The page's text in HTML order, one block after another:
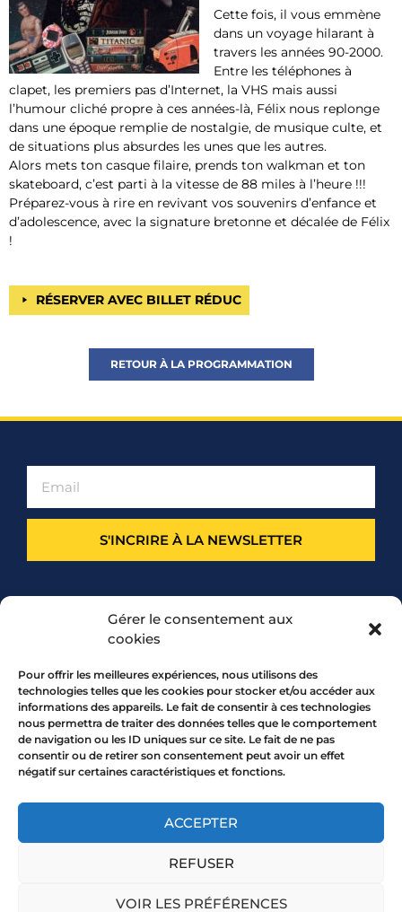
Gérer le consentement aux
cookies
Pour offrir les meilleures expériences, nous utilisons des
technologies telles que les cookies pour stocker et/ou accéder aux
informations des appareils. Le fait de consentir à ces technologies
nous permettra de traiter des données telles que le comportement
de navigation ou les ID uniques sur ce site. Le fait de ne pas
consentir ou de retirer son consentement peut avoir un effet
négatif sur certaines caractéristiques et fonctions.
ACCEPTER
REFUSER
VOIR LES PRÉFÉRENCES
Cette fois, il vous emmène
dans un voyage hilarant à
travers les années 90-2000.
Entre les téléphones à
clapet, les premiers pas d’Internet, la VHS mais aussi
l’humour cliché propre à ces années-là, Félix nous replonge
dans une époque remplie de nostalgie, de musique culte, et
de situations plus absurdes les unes que les autres.
Alors mets ton casque filaire, prends ton walkman et ton
skateboard, c’est parti à la vitesse de 88 miles à l’heure !!!
Préparez-vous à rire en revivant vos souvenirs d’enfance et
d’adolescence, avec la signature bretonne et décalée de Félix
!
RÉSERVER AVEC BILLET RÉDUC
RETOUR À LA PROGRAMMATION
S'INCRIRE À LA NEWSLETTER